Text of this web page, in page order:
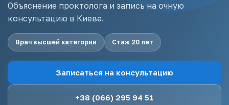
Объяснение проктолога и запись на очную
консультацию в Киеве.
Врач высшей категории Стаж 20 лет
Записаться на консультацию
+38 (066) 295 94 51